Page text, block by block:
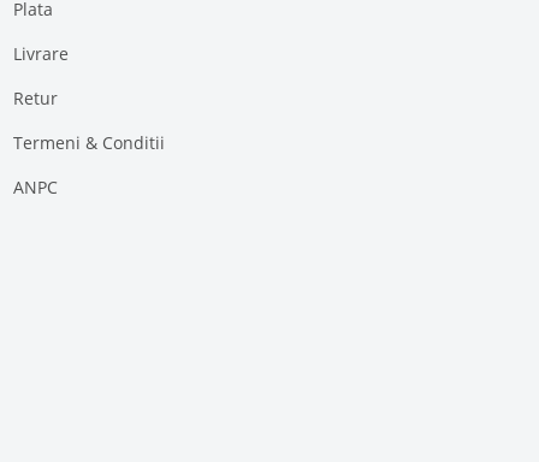
Plata
Livrare
Retur
Termeni & Conditii
ANPC